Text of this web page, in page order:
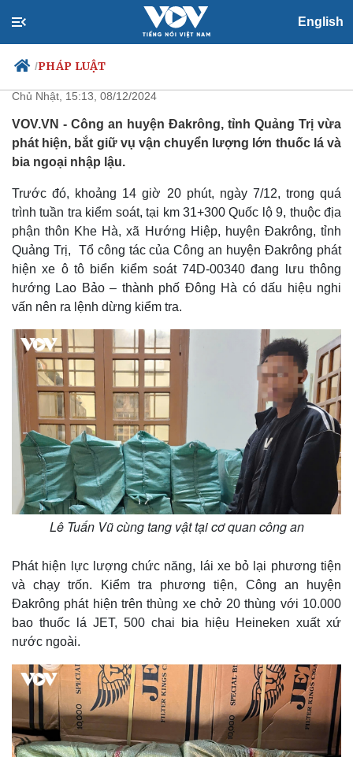
English
/PHÁP LUẬT
Chính trị
Đảng
Tổ chức nhân sự
Nhận diện sự thật
Xã hội
Dự báo thời tiết
Giáo dục
Dấu ấn VOV
Việc làm
Biển đảo
Thế giới
Quan sát
Hồ sơ
Multimedia
E-Magazine
Infographic
Quảng Trị bắt giữ lượng lớn
thuốc lá, bia ngoại nhập lậu
Chủ Nhật, 15:13, 08/12/2024
VOV.VN - Công an huyện Đakrông, tỉnh Quảng Trị vừa
phát hiện, bắt giữ vụ vận chuyển lượng lớn thuốc lá và
bia ngoại nhập lậu.
Trước đó, khoảng 14 giờ 20 phút, ngày 7/12, trong quá
trình tuần tra kiểm soát, tại km 31+300 Quốc lộ 9, thuộc địa
phận thôn Khe Hà, xã Hướng Hiệp, huyện Đakrông, tỉnh
Quảng Trị, Tổ công tác của Công an huyện Đakrông phát
hiện xe ô tô biển kiểm soát 74D-00340 đang lưu thông
hướng Lao Bảo – thành phố Đông Hà có dấu hiệu nghi
vấn nên ra lệnh dừng kiểm tra.
Lê Tuấn Vũ cùng tang vật tại cơ quan công an
Phát hiện lực lượng chức năng, lái xe bỏ lại phương tiện
và chạy trốn. Kiểm tra phương tiện, Công an huyện
Đakrông phát hiện trên thùng xe chở 20 thùng với 10.000
bao thuốc lá JET, 500 chai bia hiệu Heineken xuất xứ
nước ngoài.